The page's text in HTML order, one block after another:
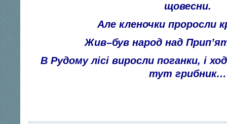
щовесни.
Але кленочки проросли
Жив–був народ над
В Рудому лісі виросли поганки, і
тут грибник…